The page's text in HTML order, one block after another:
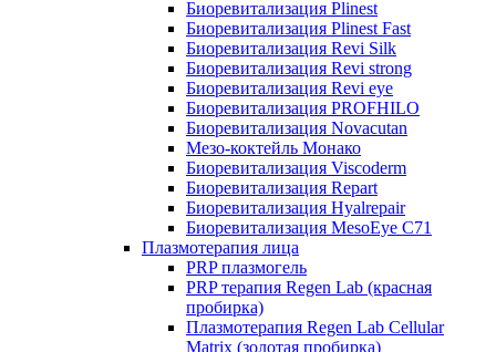
Биоревитализация Plinest
Биоревитализация Plinest Fast
Биоревитализация Revi Silk
Биоревитализация Revi strong
Биоревитализация Revi eye
Биоревитализация PROFHILO
Биоревитализация Novacutan
Мезо-коктейль Монако
Биоревитализация Viscoderm
Биоревитализация Repart
Биоревитализация Hyalrepair
Биоревитализация MesoEye C71
Плазмотерапия лица
PRP плазмогель
PRP терапия Regen Lab (красная
пробирка)
Плазмотерапия Regen Lab Cellular
Matrix (золотая пробирка)